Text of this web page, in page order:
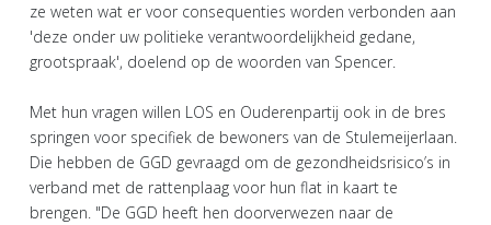
ze weten wat er voor consequenties worden verbonden aan
'deze onder uw politieke verantwoordelijkheid gedane,
grootspraak', doelend op de woorden van Spencer.
Met hun vragen willen LOS en Ouderenpartij ook in de bres
springen voor specifiek de bewoners van de Stulemeijerlaan.
Die hebben de GGD gevraagd om de gezondheidsrisico’s in
verband met de rattenplaag voor hun flat in kaart te
brengen. "De GGD heeft hen doorverwezen naar de